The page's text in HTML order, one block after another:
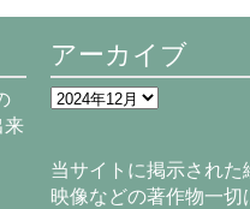
来
アーカイブ
ア
ー
ブ
当サイトに掲示された
映像などの著作物一切